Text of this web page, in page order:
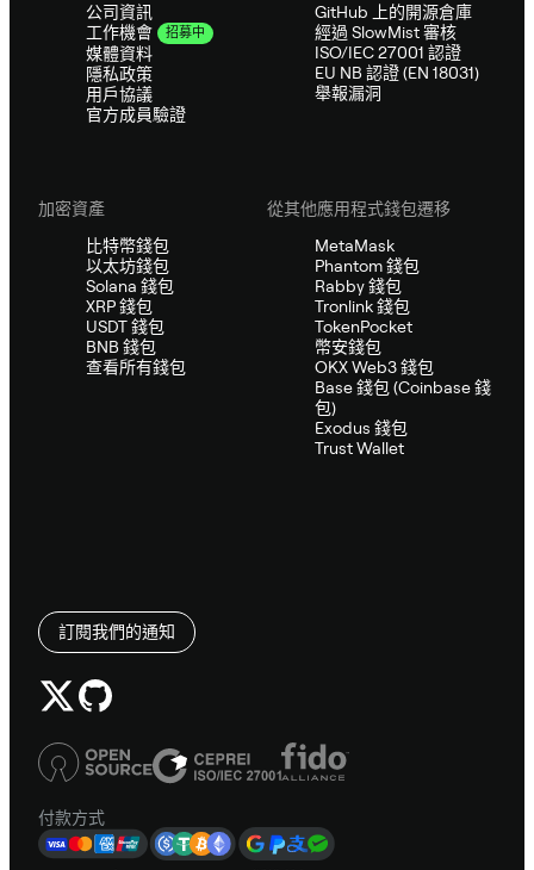
公司資訊
工作機會
招募中
媒體資料
隱私政策
用戶協議
官方成員驗證
GitHub 上的開源倉庫
經過 SlowMist 審核
ISO/IEC 27001 認證
EU NB 認證 (EN 18031)
舉報漏洞
加密資產
比特幣錢包
以太坊錢包
Solana 錢包
XRP 錢包
USDT 錢包
BNB 錢包
查看所有錢包
從其他應用程式錢包遷移
MetaMask
Phantom 錢包
Rabby 錢包
Tronlink 錢包
TokenPocket
幣安錢包
OKX Web3 錢包
Base 錢包 (Coinbase 錢
包)
Exodus 錢包
Trust Wallet
訂閱我們的通知
付款方式